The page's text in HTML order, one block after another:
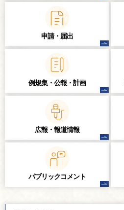
申請・届出
例規集・公報・計画
広報・報道情報
パブリックコメント